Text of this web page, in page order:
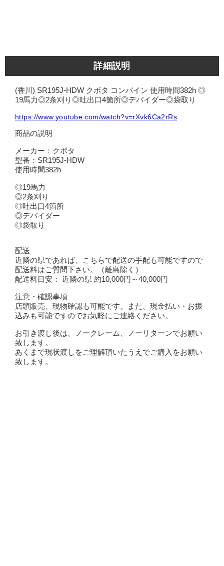
詳細説明
(香川) SR195J-HDW クボタ コンバイン 使用時間382h ◎
19馬力◎2条刈り◎吐出口4箇所◎デバイダー◎袋取り
https://www.youtube.com/watch?v=rXvk6Ca2rRs
商品の説明
メーカー：クボタ
型番：SR195J-HDW
使用時間382h
◎19馬力
◎2条刈り
◎吐出口4箇所
◎デバイダー
◎袋取り
配送
近隣の県であれば、こちらで配送の手配も可能ですので
配送料はご質問下さい。（離島除く）
配送料目安： 近隣の県 約10,000円～40,000円
注意・確認事項
店頭販売、現物確認も可能です。また、現金払い・お振
込みも可能ですのでお気軽にご連絡ください。
お引き渡し後は、ノークレーム、ノーリターンでお願い
致します。
あくまで現状渡しをご理解頂いたうえでご購入をお願い
致します。